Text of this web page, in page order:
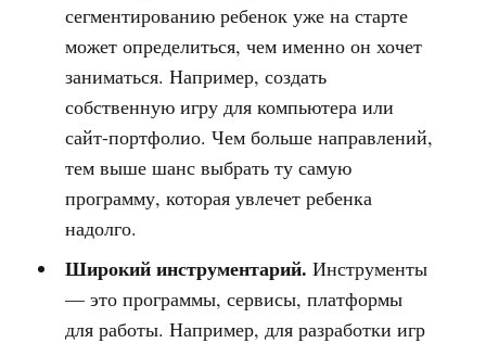
сегментированию ребенок уже на старте
может определиться, чем именно он хочет
заниматься. Например, создать
собственную игру для компьютера или
сайт-портфолио. Чем больше направлений,
тем выше шанс выбрать ту самую
программу, которая увлечет ребенка
надолго.
Широкий инструментарий. Инструменты
— это программы, сервисы, платформы
для работы. Например, для разработки игр